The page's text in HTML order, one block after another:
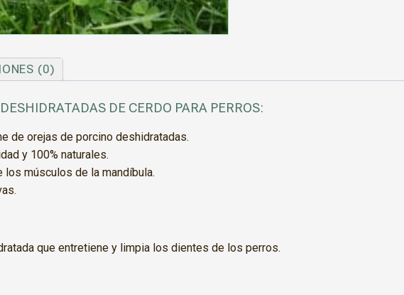
(0)
DE CERDO PARA PERROS:
de orejas de porcino deshidratadas.
y 100% naturales.
músculos de la mandíbula.
que entretiene y limpia los dientes de los perros.